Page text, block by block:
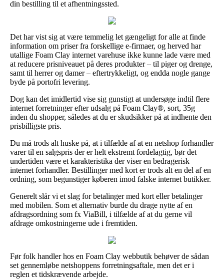
din bestilling til et afhentningssted.
Det har vist sig at være temmelig let gængeligt for alle at finde
information om priser fra forskellige e-firmaer, og herved har
utallige Foam Clay internet varehuse ikke kunne lade være med
at reducere prisniveauet på deres produkter – til piger og drenge,
samt til herrer og damer – eftertrykkeligt, og endda nogle gange
byde på portofri levering.
Dog kan det imidlertid vise sig gunstigt at undersøge indtil flere
internet forretninger efter udsalg på Foam Clay®, sort, 35g
inden du shopper, således at du er skudsikker på at indhente den
prisbilligste pris.
Du må trods alt huske på, at i tilfælde af at en netshop forhandler
varer til en salgspris der er helt ekstremt fordelagtig, bør det
undertiden være et karakteristika der viser en bedragerisk
internet forhandler. Bestillinger med kort er trods alt en del af en
ordning, som begunstiger køberen imod falske internet butikker.
Generelt slår vi et slag for betalinger med kort eller betalinger
med mobilen. Som et alternativ burde du drage nytte af en
afdragsordning som fx ViaBill, i tilfælde af at du gerne vil
afdrage omkostningerne ude i fremtiden.
Før folk handler hos en Foam Clay webbutik behøver de sådan
set gennemløbe netshoppens forretningsaftale, men det er i
reglen et tidskrævende arbejde.